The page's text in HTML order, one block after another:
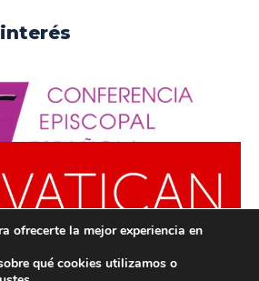
ofrecerte la mejor experiencia en
qué cookies utilizamos o